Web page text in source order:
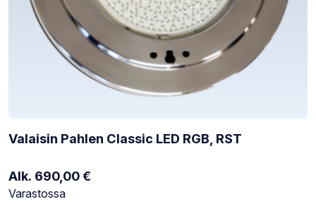
Valaisin Pahlen Classic LED RGB, RST
Alk. 690,00€
Varastotilanne:
Varastossa